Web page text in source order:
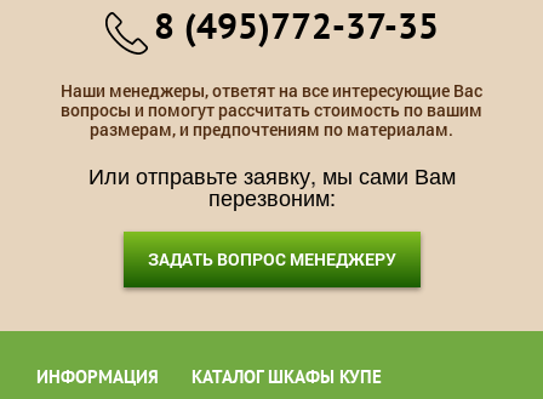
8 (495)772-37-35
Наши менеджеры, ответят на все интересующие Вас
вопросы и помогут рассчитать стоимость по вашим
размерам, и предпочтениям по материалам.
Или отправьте заявку, мы сами Вам
перезвоним:
ЗАДАТЬ ВОПРОС МЕНЕДЖЕРУ
ИНФОРМАЦИЯ КАТАЛОГ ШКАФЫ КУПЕ